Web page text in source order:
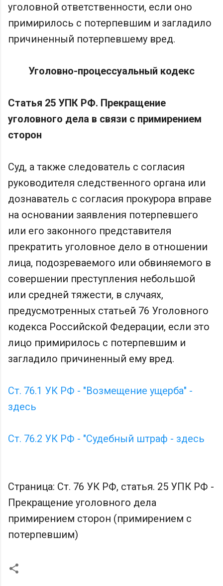
уголовной ответственности, если оно
примирилось с потерпевшим и загладило
причиненный потерпевшему вред.
Уголовно-процессуальный кодекс
Статья 25 УПК РФ. Прекращение
уголовного дела в связи с примирением
сторон
Суд, а также следователь с согласия
руководителя следственного органа или
дознаватель с согласия прокурора вправе
на основании заявления потерпевшего
или его законного представителя
прекратить уголовное дело в отношении
лица, подозреваемого или обвиняемого в
совершении преступления небольшой
или средней тяжести, в случаях,
предусмотренных статьей 76 Уголовного
кодекса Российской Федерации, если это
лицо примирилось с потерпевшим и
загладило причиненный ему вред.
Ст. 76.1 УК РФ - "Возмещение ущерба" -
здесь
Ст. 76.2 УК РФ - "Судебный штраф - здесь
Страница: Ст. 76 УК РФ, статья. 25 УПК РФ -
Прекращение уголовного дела
примирением сторон (примирением с
потерпевшим)